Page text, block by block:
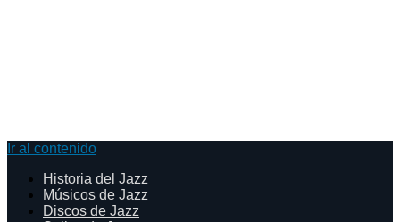
Ir al contenido
Historia del Jazz
Músicos de Jazz
Discos de Jazz